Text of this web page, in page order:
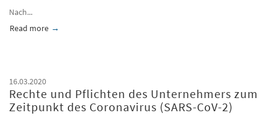
Nach...
Read more about Wie man ein Unternehmen in China nach der Corona-
16.03.2020
Rechte und Pflichten des Unternehmers zum
Zeitpunkt des Coronavirus (SARS-CoV-2)